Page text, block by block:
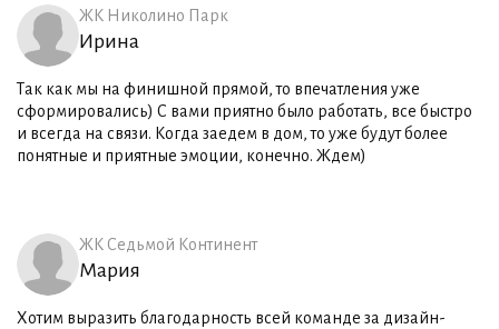
ЖК Николино Парк
Ирина
Так как мы на финишной прямой, то впечатления уже
сформировались) С вами приятно было работать, все быстро
и всегда на связи. Когда заедем в дом, то уже будут более
понятные и приятные эмоции, конечно. Ждем)
ЖК Седьмой Континент
Мария
Хотим выразить благодарность всей команде за дизайн-